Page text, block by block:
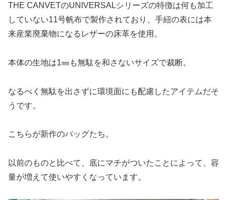
THE CANVETのUNIVERSALシリーズの特徴は何も加工
していない11号帆布で製作されており、手紐の表には本
来産業廃棄物になるレザーの床革を使用。
本体の生地は1㎜も無駄を和さないサイズで裁断。
なるべく無駄を出さずに環境面にも配慮したアイテムだそ
うです。
こちらが新作のバッグたち。
以前のものと比べて、底にマチがついたことによって、容
量が増えて使いやすくなっています。